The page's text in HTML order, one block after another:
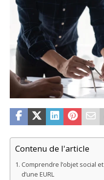
Contenu de l'article
Comprendre l’objet social
d’une EURL